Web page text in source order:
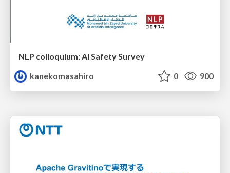
NLP colloquium: AI Safety Survey
kanekomasahiro
0 900